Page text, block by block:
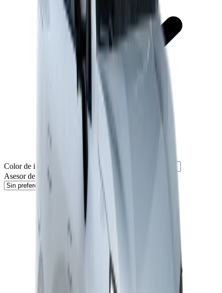
Color de interés (Opcional)
Asesor de preferencia (Opcional)